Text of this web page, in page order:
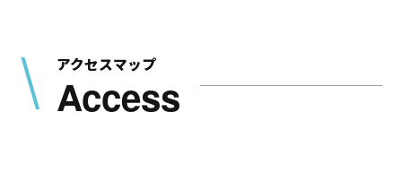
アクセスマップ
Access